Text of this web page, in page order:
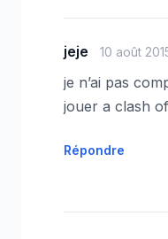
jeje 10 août
je n’ai pas
jouer a clash
Répondre